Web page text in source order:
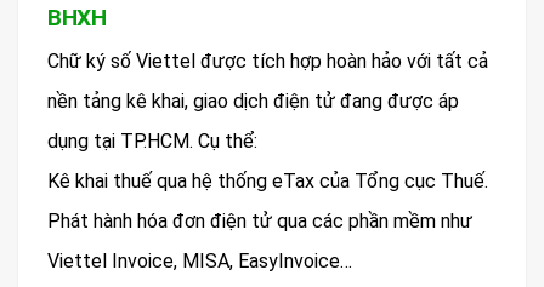
BHXH
Chữ ký số Viettel được tích hợp hoàn hảo với tất cả
nền tảng kê khai, giao dịch điện tử đang được áp
dụng tại TP.HCM. Cụ thể:
Kê khai thuế qua hệ thống eTax của Tổng cục Thuế.
Phát hành hóa đơn điện tử qua các phần mềm như
Viettel Invoice, MISA, EasyInvoice…